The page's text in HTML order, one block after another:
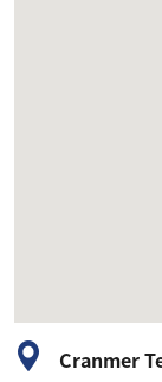
Cranmer